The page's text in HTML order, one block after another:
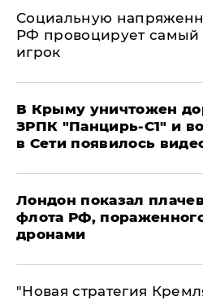
Социальную
РФ провоцирует
игрок
В Крыму уничтожен
ЗРПК "Панцирь-С1" и
в Сети появилось
Лондон показал
флота РФ,
дронами
"Новая стратегия